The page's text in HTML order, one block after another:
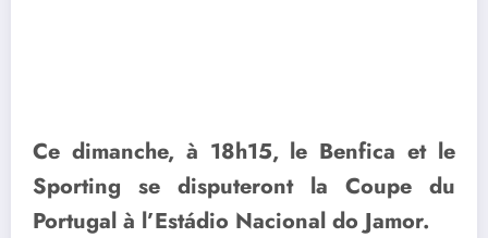
Ce dimanche, à 18h15, le Benfica et le
Sporting se disputeront la Coupe du
Portugal à l’Estádio Nacional do Jamor.